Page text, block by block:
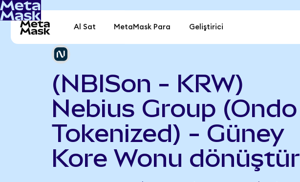
Al Sat MetaMask Para Geliştirici
(NBISon - KRW)
Nebius Group (Ondo
Tokenized) - Güney
Kore Wonu dönüştür